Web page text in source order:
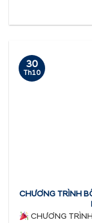
CHƯƠNG TRÌNH
CHƯƠNG
30
Th10